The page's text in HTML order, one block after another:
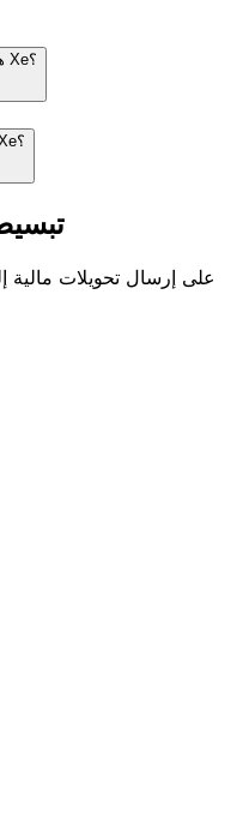
هل يمكنني ضبط تنبيهات الأسعار باستخدام Xe؟
هل يمكنني إرسال 25 PHP إلى AUD مع Xe؟